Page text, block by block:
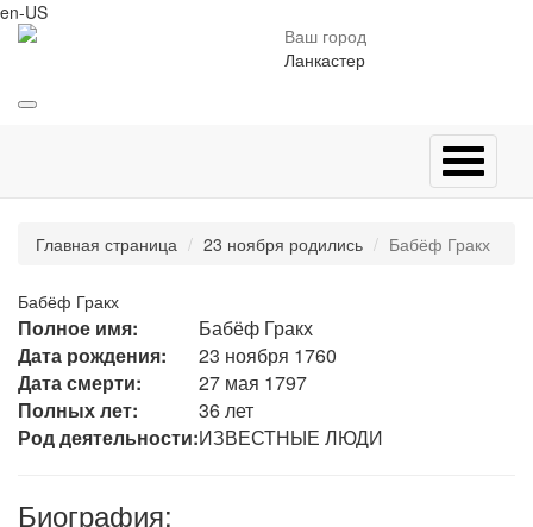
en-US
Ваш город
Ланкастер
Главная страница 23 ноября родились Бабёф Гракх
Бабёф Гракх
Полное имя:
Бабёф Гракх
Дата рождения:
23 ноября 1760
Дата смерти:
27 мая 1797
Полных лет:
36 лет
Род деятельности:ИЗВЕСТНЫЕ ЛЮДИ
Биография: